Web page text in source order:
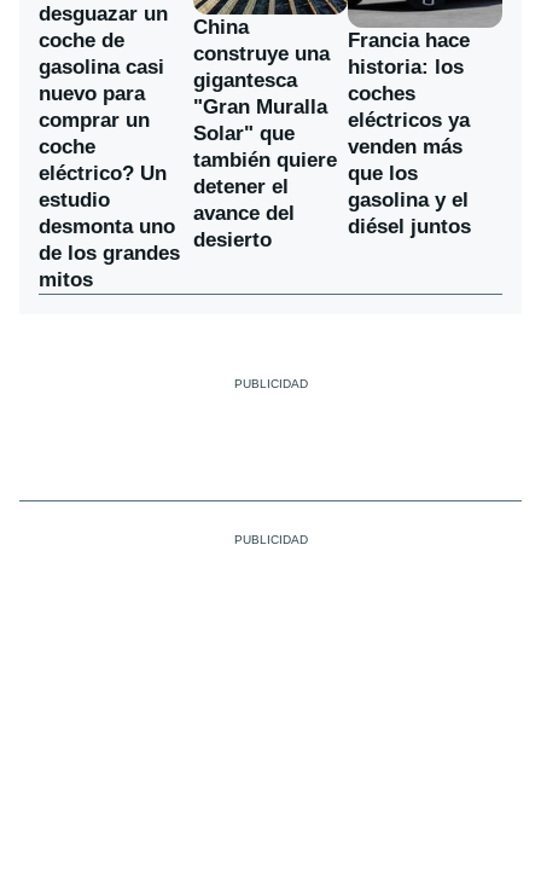
desguazar un
coche de
gasolina casi
nuevo para
comprar un
coche
eléctrico? Un
estudio
desmonta uno
de los grandes
mitos
China
construye una
gigantesca
"Gran Muralla
Solar" que
también quiere
detener el
avance del
desierto
Francia hace
historia: los
coches
eléctricos ya
venden más
que los
gasolina y el
diésel juntos